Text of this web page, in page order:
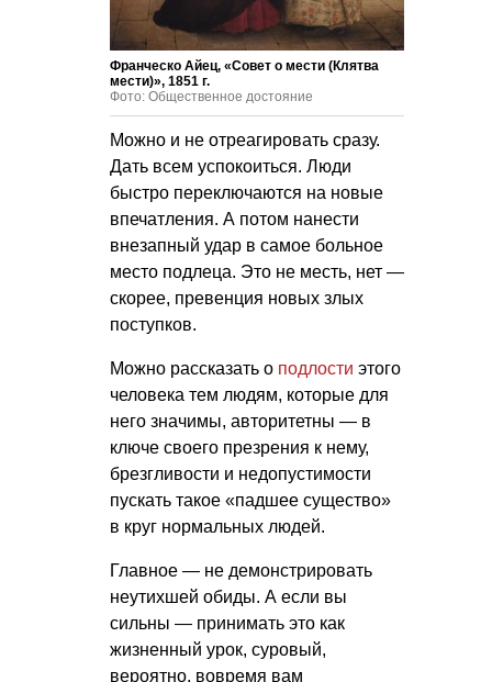
Франческо Айец, «Совет о мести (Клятва
мести)», 1851 г.
Фото: Общественное достояние
Можно и не отреагировать сразу.
Дать всем успокоиться. Люди
быстро переключаются на новые
впечатления. А потом нанести
внезапный удар в самое больное
место подлеца. Это не месть, нет —
скорее, превенция новых злых
поступков.
Можно рассказать о подлости этого
человека тем людям, которые для
него значимы, авторитетны — в
ключе своего презрения к нему,
брезгливости и недопустимости
пускать такое «падшее существо»
в круг нормальных людей.
Главное — не демонстрировать
неутихшей обиды. А если вы
сильны — принимать это как
жизненный урок, суровый,
вероятно, вовремя вам